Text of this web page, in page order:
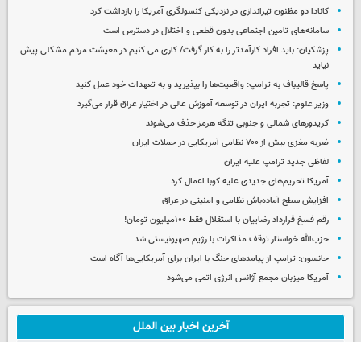
کانادا دو مظنون تیراندازی در نزدیکی کنسولگری آمریکا را بازداشت کرد
سامانه‌های تامین اجتماعی بدون قطعی و اختلال در دسترس است
پزشکیان: باید افراد کارآمدتر را به کار گرفت/ کاری می کنیم در معیشت مردم مشکلی پیش
نیاید
پاسخ قالیباف به ترامپ: واقعیت‌ها را بپذیرید و به تعهدات خود عمل کنید
وزیر علوم: تجربه ایران در توسعه آموزش عالی در اختیار عراق قرار می‌گیرد
کریدورهای شمالی و جنوبی تنگه هرمز حذف می‌شوند
ضربه مغزی بیش از ۷۰۰ نظامی آمریکایی در حملات ایران
لفاظی جدید ترامپ علیه ایران
آمریکا تحریم‌های جدیدی علیه کوبا اعمال کرد
افزایش سطح آماده‌باش نظامی و امنیتی در عراق
رقم فسخ قرارداد رضاییان با استقلال فقط ۱۰۰میلیون تومان!
حزب‌الله خواستار توقف مذاکرات با رژیم صهیونیستی شد
جانسون: ترامپ از پیامدهای جنگ با ایران برای آمریکایی‌ها آگاه است
آمریکا میزبان مجمع آژانس انرژی اتمی می‌شود
آخرین اخبار بین الملل